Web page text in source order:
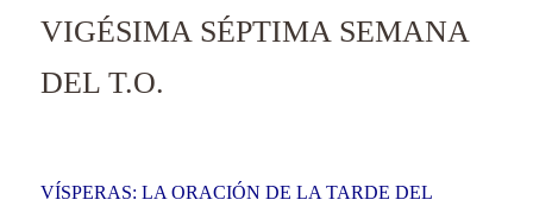
VIGÉSIMA SÉPTIMA SEMANA
DEL T.O.
VÍSPERAS: LA ORACIÓN DE LA TARDE DEL